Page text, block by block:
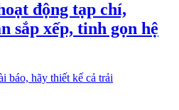
động tạp chí,
sắp xếp, tinh gọn hệ